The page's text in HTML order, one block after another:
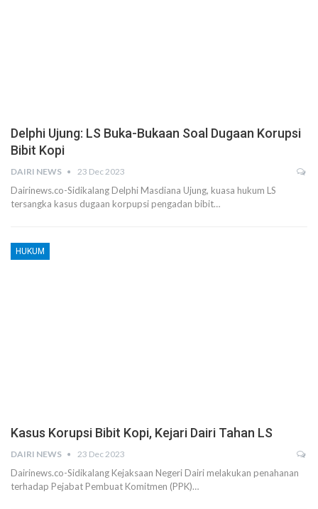
Delphi Ujung: LS Buka-Bukaan Soal Dugaan Korupsi
Bibit Kopi
DAIRI NEWS 23 Dec 2023
Dairinews.co-Sidikalang Delphi Masdiana Ujung, kuasa hukum LS
tersangka kasus dugaan korpupsi pengadan bibit…
HUKUM
Kasus Korupsi Bibit Kopi, Kejari Dairi Tahan LS
DAIRI NEWS 23 Dec 2023
Dairinews.co-Sidikalang Kejaksaan Negeri Dairi melakukan penahanan
terhadap Pejabat Pembuat Komitmen (PPK)…